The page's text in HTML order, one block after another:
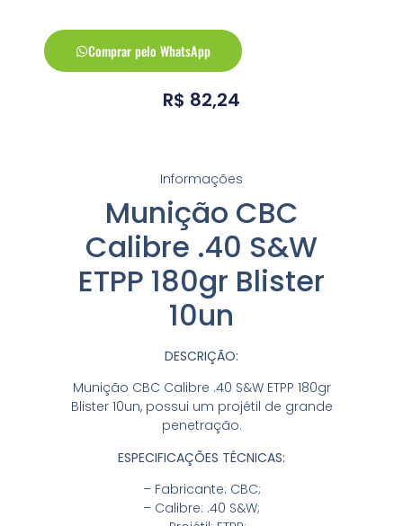
Comprar pelo WhatsApp
R$ 82,24
Informações
Munição CBC
Calibre .40 S&W
ETPP 180gr Blister
10un
DESCRIÇÃO:
Munição CBC Calibre .40 S&W ETPP 180gr
Blister 10un, possui um projétil de grande
penetração.
ESPECIFICAÇÕES TÉCNICAS:
– Fabricante: CBC;
– Calibre: .40 S&W;